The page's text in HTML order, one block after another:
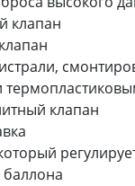
клапан
клапан